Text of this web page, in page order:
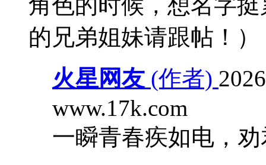
的兄弟姐妹请跟帖！）
火星网友 (作者)
www.17k.com
一瞬青春疾如电，